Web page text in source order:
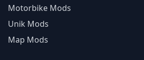
Motorbike Mods
Unik Mods
Map Mods